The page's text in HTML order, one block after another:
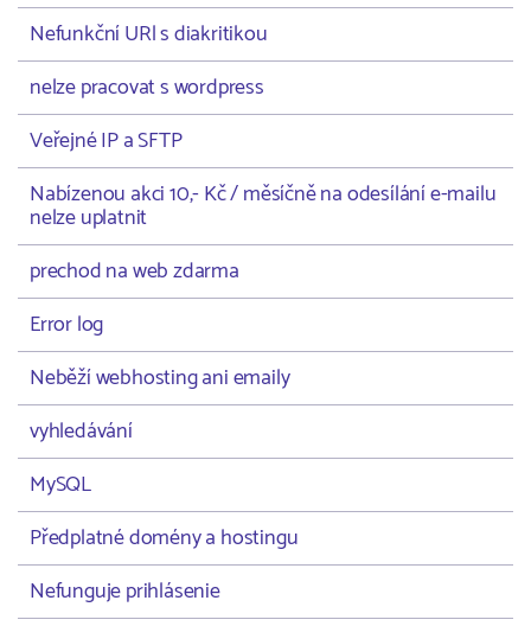
Nefunkční URl s diakritikou
nelze pracovat s wordpress
Veřejné IP a SFTP
Nabízenou akci 10,- Kč / měsíčně na odesílání e-mailu
nelze uplatnit
prechod na web zdarma
Error log
Neběží webhosting ani emaily
vyhledávání
MySQL
Předplatné domény a hostingu
Nefunguje prihlásenie